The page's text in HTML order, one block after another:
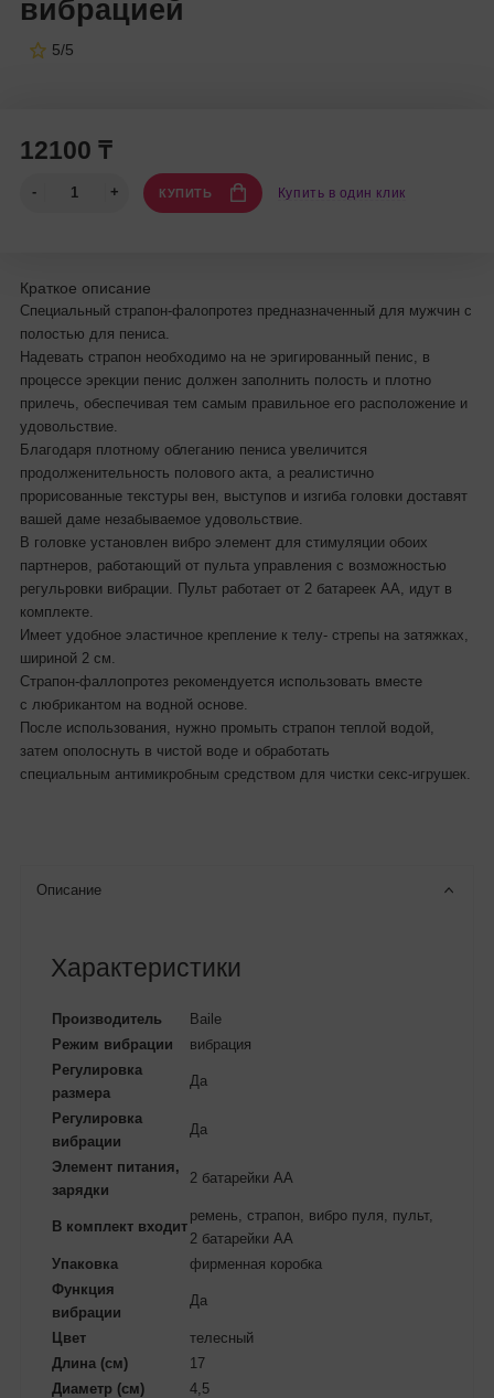
вибрацией
5/5
12100 ₸
КУПИТЬ Купить в один клик
Краткое описание
Специальный страпон-фалопротез предназначенный для мужчин с
полостью для пениса.
Надевать страпон необходимо на не эригированный пенис, в
процессе эрекции пенис должен заполнить полость и плотно
прилечь, обеспечивая тем самым правильное его расположение и
удовольствие.
Благодаря плотному облеганию пениса увеличится
продолженительность полового акта, а реалистично
прорисованные текстуры вен, выступов и изгиба головки доставят
вашей даме незабываемое удовольствие.
В головке установлен вибро элемент для стимуляции обоих
партнеров, работающий от пульта управления с возможностью
регульровки вибрации. Пульт работает от 2 батареек АА, идут в
комплекте.
Имеет удобное эластичное крепление к телу- стрепы на затяжках,
шириной 2 см.
Страпон-фаллопротез рекомендуется использовать вместе
с любрикантом на водной основе.
После использования, нужно промыть страпон теплой водой,
затем ополоснуть в чистой воде и обработать
специальным антимикробным средством для чистки секс-игрушек.
Описание
Характеристики
Производитель
Baile
Режим вибрации
вибрация
Регулировка
размера
Да
Регулировка
вибрации
Да
Элемент питания,
зарядки
2 батарейки AA
В комплект входит
ремень, страпон, вибро пуля, пульт,
2 батарейки АА
Упаковка
фирменная коробка
Функция
вибрации
Да
Цвет
телесный
Длина (см)
17
Диаметр (см)
4,5